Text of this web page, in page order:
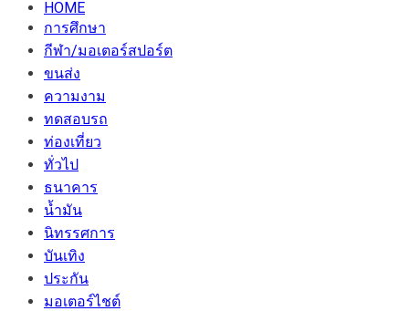
HOME
การศึกษา
กีฬา/มอเตอร์สปอร์ต
ขนส่ง
ความงาม
ทดสอบรถ
ท่องเที่ยว
ทั่วไป
ธนาคาร
น้ำมัน
นิทรรศการ
บันเทิง
ประกัน
มอเตอร์ไชต์